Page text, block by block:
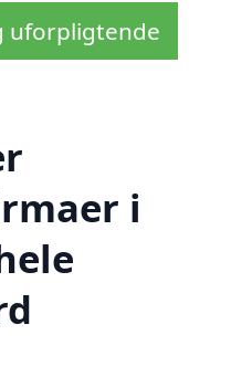
uforpligtende
i